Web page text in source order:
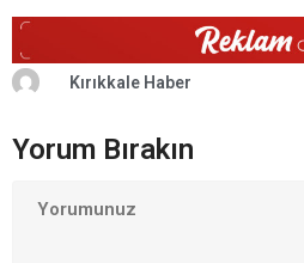
Kırıkkale Haber
Yorum Bırakın